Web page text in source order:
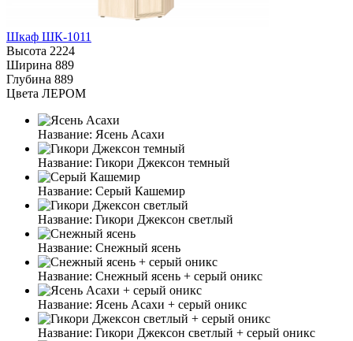
Шкаф ШК-1011
Высота 2224
Ширина 889
Глубина 889
Цвета ЛЕРОМ
Название: Ясень Асахи
Название: Гикори Джексон темный
Название: Серый Кашемир
Название: Гикори Джексон светлый
Название: Снежный ясень
Название: Снежный ясень + серый оникс
Название: Ясень Асахи + серый оникс
Название: Гикори Джексон светлый + серый оникс